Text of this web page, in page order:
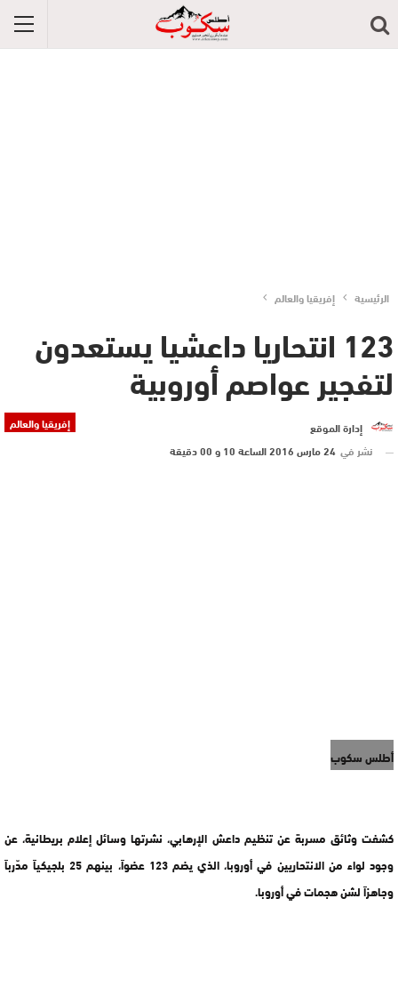
الرئيسية إفريقيا والعالم
123 انتحاريا داعشيا يستعدون
لتفجير عواصم أوروبية
إفريقيا والعالم
إدارة الموقع
نشر في 24 مارس 2016 الساعة 10 و 00 دقيقة
أطلس سكوب
كشفت وثائق مسربة عن تنظيم داعش الإرهابي، نشرتها وسائل إعلام بريطانية، عن
وجود لواء من الانتحاريين في أوروبا، الذي يضم 123 عضواً، بينهم 25 بلجيكياً مدّرباً
وجاهزاً لشن هجمات في أوروبا.